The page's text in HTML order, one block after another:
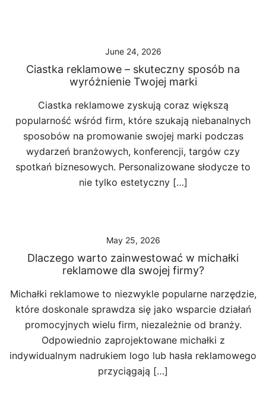
June 24, 2026
Ciastka reklamowe – skuteczny sposób na
wyróżnienie Twojej marki
Ciastka reklamowe zyskują coraz większą
popularność wśród firm, które szukają niebanalnych
sposobów na promowanie swojej marki podczas
wydarzeń branżowych, konferencji, targów czy
spotkań biznesowych. Personalizowane słodycze to
nie tylko estetyczny […]
May 25, 2026
Dlaczego warto zainwestować w michałki
reklamowe dla swojej firmy?
Michałki reklamowe to niezwykle popularne narzędzie,
które doskonale sprawdza się jako wsparcie działań
promocyjnych wielu firm, niezależnie od branży.
Odpowiednio zaprojektowane michałki z
indywidualnym nadrukiem logo lub hasła reklamowego
przyciągają […]